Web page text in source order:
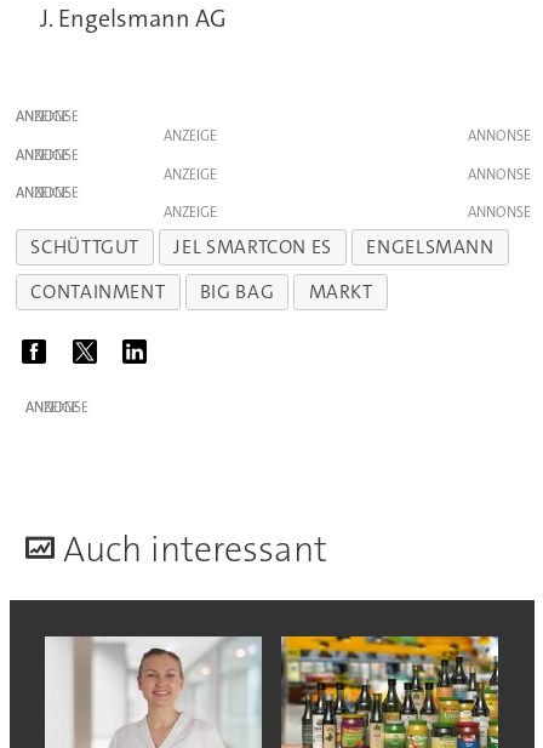
J. Engelsmann AG
ANZEIGE
ANZEIGE
ANZEIGE
ANZEIGE
ANZEIGE
ANZEIGE
SCHÜTTGUT JEL SMARTCON ES
ENGELSMANN
CONTAINMENT
BIG BAG MARKT
ANZEIGE
Auch interessant